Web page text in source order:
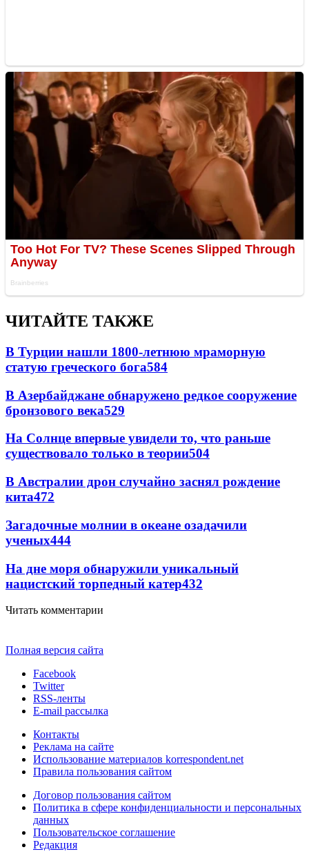
ЧИТАЙТЕ ТАКЖЕ
В Турции нашли 1800-летнюю мраморную
статую греческого бога584
В Азербайджане обнаружено редкое сооружение
бронзового века529
На Солнце впервые увидели то, что раньше
существовало только в теории504
В Австралии дрон случайно заснял рождение
кита472
Загадочные молнии в океане озадачили
ученых444
На дне моря обнаружили уникальный
нацистский торпедный катер432
Читать комментарии
Полная версия сайта
Facebook
Twitter
RSS-ленты
E-mail рассылка
Контакты
Реклама на сайте
Использование материалов korrespondent.net
Правила пользования сайтом
Договор пользования сайтом
Политика в сфере конфиденциальности и персональных
данных
Пользовательское соглашение
Редакция